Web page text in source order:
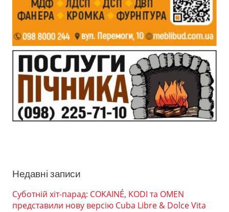
Недавні записи
Суботній хіт-парад: COKAINÉ, KODI та OMEN
представили нову версію Cuba Libre & Dolce Vita